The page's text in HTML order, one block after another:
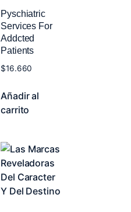
Pyschiatric
Services For
Addcted
Patients
$16.660
Añadir al
carrito